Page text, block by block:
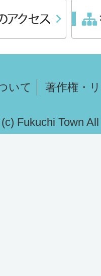
いて 著作権・
Fukuchi Town